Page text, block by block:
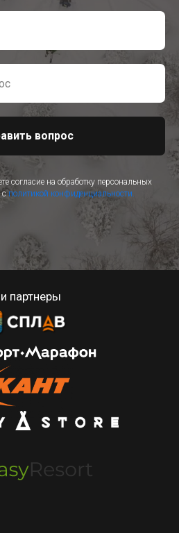
вопрос
согласие на обработку персональных
сполитикой конфиденциальности.
партнеры